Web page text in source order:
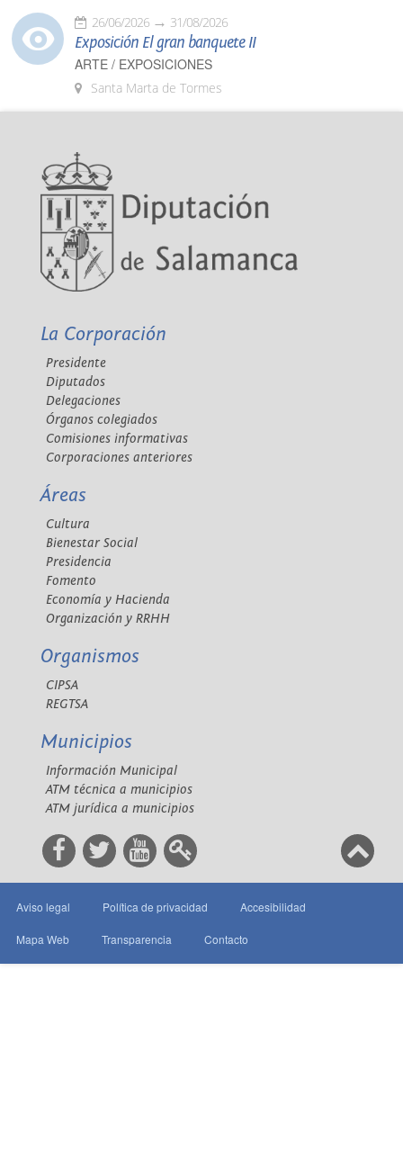
26/06/2026 31/08/2026
Exposición El gran banquete II
ARTE / EXPOSICIONES
Santa Marta de Tormes
La Corporación
Presidente
Diputados
Delegaciones
Órganos colegiados
Comisiones informativas
Corporaciones anteriores
Áreas
Cultura
Bienestar Social
Presidencia
Fomento
Economía y Hacienda
Organización y RRHH
Organismos
CIPSA
REGTSA
Municipios
Información Municipal
ATM técnica a municipios
ATM jurídica a municipios
Aviso legal Política de privacidad Accesibilidad
Mapa Web Transparencia Contacto